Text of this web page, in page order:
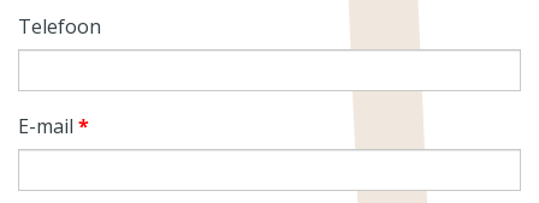
Telefoon
E-mail *